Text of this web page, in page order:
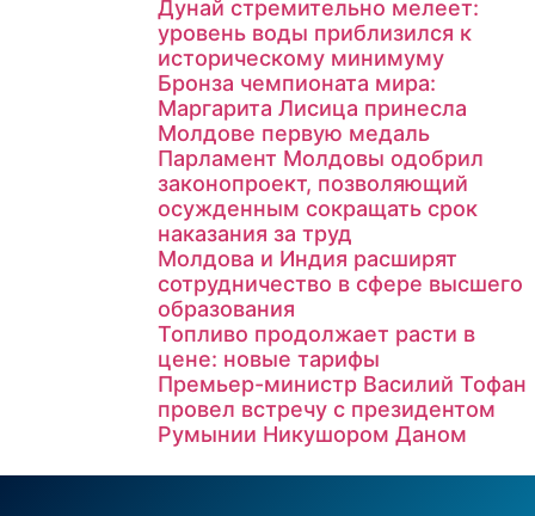
Дунай стремительно мелеет:
уровень воды приблизился к
историческому минимуму
Бронза чемпионата мира:
Маргарита Лисица принесла
Молдове первую медаль
Парламент Молдовы одобрил
законопроект, позволяющий
осужденным сокращать срок
наказания за труд
Молдова и Индия расширят
сотрудничество в сфере высшего
образования
Топливо продолжает расти в
цене: новые тарифы
Премьер-министр Василий Тофан
провел встречу с президентом
Румынии Никушором Даном